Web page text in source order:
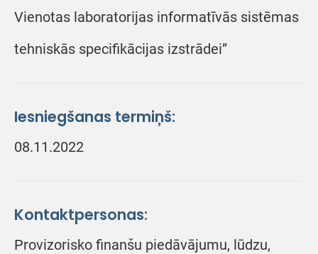
Vienotas laboratorijas informatīvās sistēmas
tehniskās specifikācijas izstrādei”
Iesniegšanas termiņš:
08.11.2022
Kontaktpersonas:
Provizorisko finanšu piedāvājumu, lūdzu,